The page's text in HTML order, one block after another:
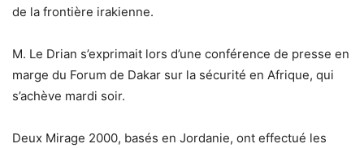
de la frontière irakienne.
M. Le Drian s’exprimait lors d’une conférence de presse en
marge du Forum de Dakar sur la sécurité en Afrique, qui
s’achève mardi soir.
Deux Mirage 2000, basés en Jordanie, ont effectué les